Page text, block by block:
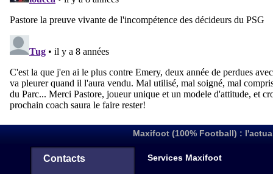
Maxifoot (100% Football) :
Contacts Services Maxifoot